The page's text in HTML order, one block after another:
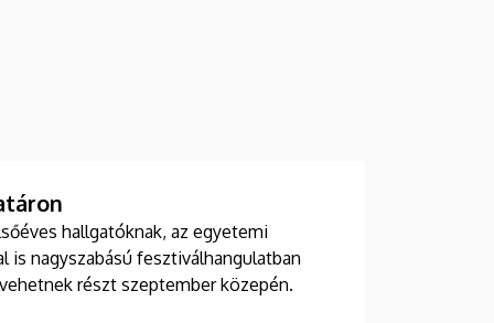
hallgatóknak, az egyetemi
is nagyszabású fesztiválhangulatban
részt szeptember közepén.